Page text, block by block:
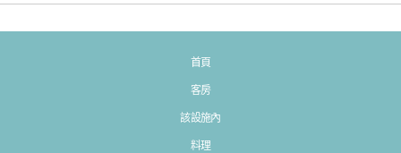
首頁
客房
該設施內
料理